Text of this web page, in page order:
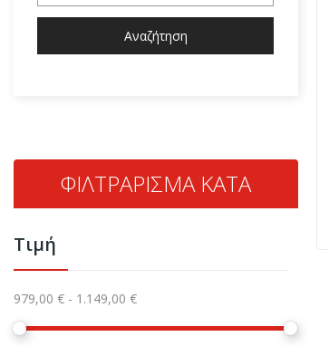
Αναζήτηση
ΦΙΛΤΡΆΡΙΣΜΑ ΚΑΤΆ
Τιμή
979,00 € - 1.149,00 €